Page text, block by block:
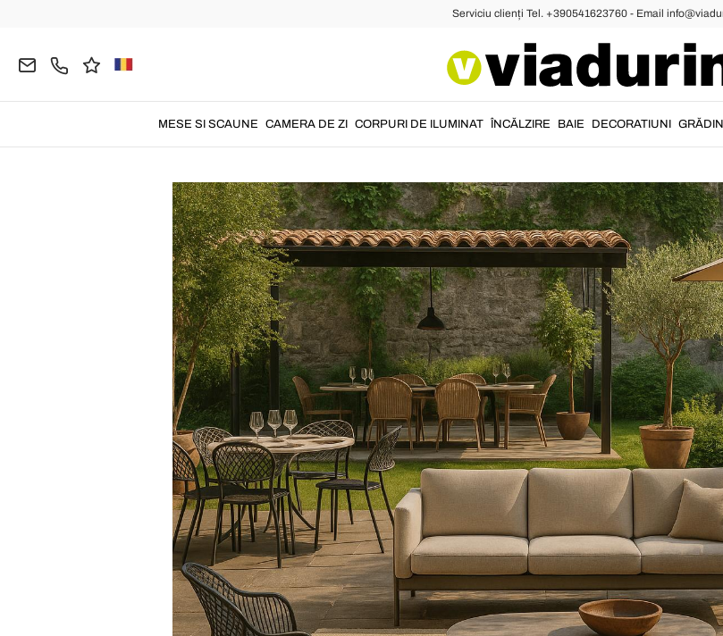
Serviciu clienți Tel. +390541623760 - Email
MESE SI SCAUNE CAMERA DE ZI CORPURI DE ILUMINAT ÎNCĂLZIRE BAIE DECORATIUNI
Amenajarea spațiilor exterioare ale restaurantelor și